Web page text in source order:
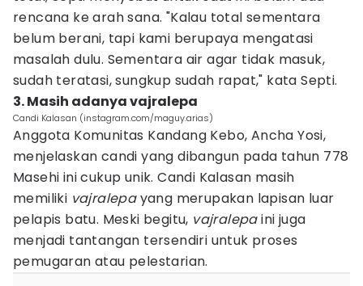
rencana ke arah sana. "Kalau total sementara
belum berani, tapi kami berupaya mengatasi
masalah dulu. Sementara air agar tidak masuk,
sudah teratasi, sungkup sudah rapat," kata Septi.
3. Masih adanya vajralepa
Candi Kalasan (instagram.com/maguy.arias)
Anggota Komunitas Kandang Kebo, Ancha Yosi,
menjelaskan candi yang dibangun pada tahun 778
Masehi ini cukup unik. Candi Kalasan masih
memiliki vajralepayang merupakan lapisan luar
pelapis batu. Meski begitu, vajralepaini juga
menjadi tantangan tersendiri untuk proses
pemugaran atau pelestarian.